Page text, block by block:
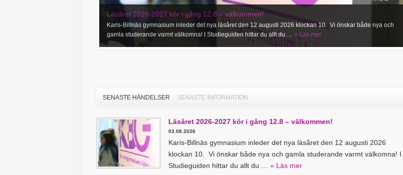
Läsåret 2026-2027 kör i gång 12.8 – välkommen!
Karis-Billnäs gymnasium inleder det nya läsåret den 12 augusti 2026 klockan 10. Vi önskar både nya och
gamla studerande varmt välkomna! I Studieguiden hittar du allt du … » Läs mer
SENASTE HÄNDELSER SENASTE INFORMATION
Läsåret 2026-2027 kör i gång 12.8 – välkommen!
03.08.2026
Karis-Billnäs gymnasium inleder det nya läsåret den 12 augusti 2026
klockan 10. Vi önskar både nya och gamla studerande varmt välkomna! I
Studieguiden hittar du allt du … » Läs mer